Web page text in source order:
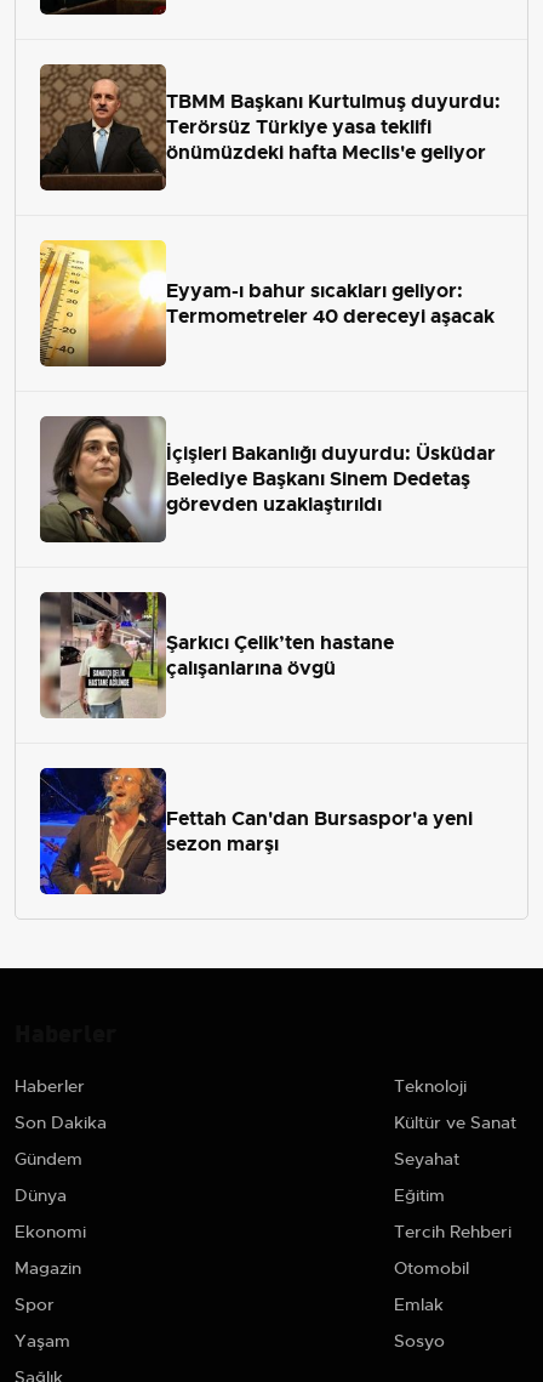
TBMM Başkanı Kurtulmuş duyurdu:
Terörsüz Türkiye yasa teklifi
önümüzdeki hafta Meclis'e geliyor
Eyyam-ı bahur sıcakları geliyor:
Termometreler 40 dereceyi aşacak
İçişleri Bakanlığı duyurdu: Üsküdar
Belediye Başkanı Sinem Dedetaş
görevden uzaklaştırıldı
Şarkıcı Çelik’ten hastane
çalışanlarına övgü
Fettah Can'dan Bursaspor'a yeni
sezon marşı
Haberler
Son Dakika
Gündem
Dünya
Ekonomi
Magazin
Spor
Yaşam
Sağlık
Teknoloji
Kültür ve Sanat
Seyahat
Eğitim
Tercih Rehberi
Otomobil
Emlak
Sosyo